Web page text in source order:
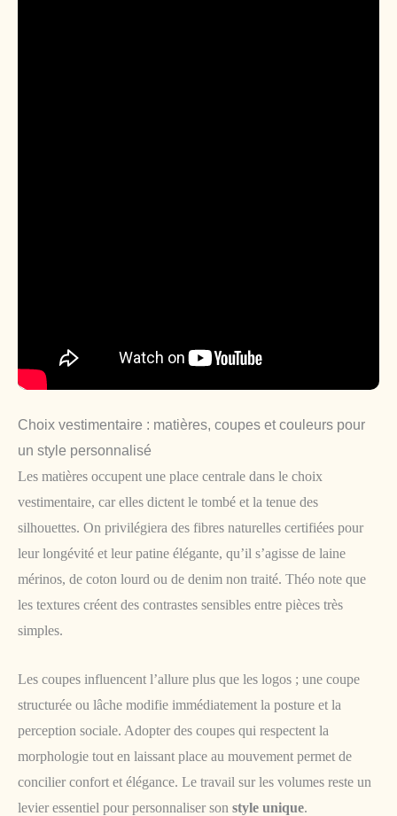
Choix vestimentaire : matières, coupes et couleurs pour
un style personnalisé
Les matières occupent une place centrale dans le choix
vestimentaire, car elles dictent le tombé et la tenue des
silhouettes. On privilégiera des fibres naturelles certifiées pour
leur longévité et leur patine élégante, qu’il s’agisse de laine
mérinos, de coton lourd ou de denim non traité. Théo note que
les textures créent des contrastes sensibles entre pièces très
simples.
Les coupes influencent l’allure plus que les logos ; une coupe
structurée ou lâche modifie immédiatement la posture et la
perception sociale. Adopter des coupes qui respectent la
morphologie tout en laissant place au mouvement permet de
concilier confort et élégance. Le travail sur les volumes reste un
levier essentiel pour personnaliser son style unique.